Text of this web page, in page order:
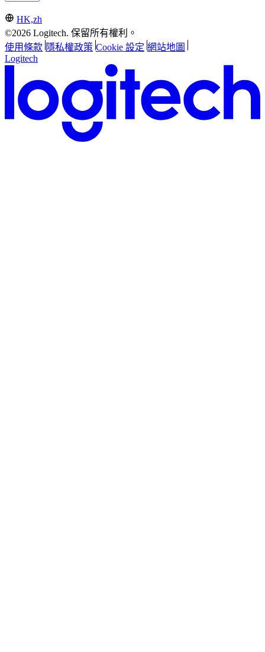
HK,zh
©2026 Logitech. 保留所有權利。
使用條款 隱私權政策 Cookie 設定 網站地圖
Logitech